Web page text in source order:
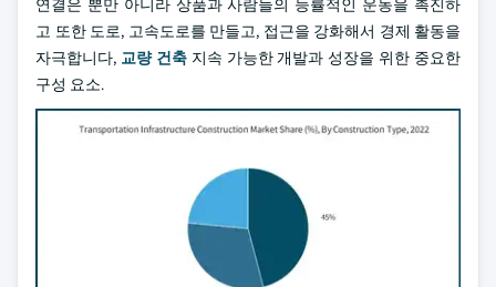
연결은 뿐만 아니라 상품과 사람들의 능률적인 운동을 촉진하
고 또한 도로, 고속도로를 만들고, 접근을 강화해서 경제 활동을
자극합니다, 교량 건축지속 가능한 개발과 성장을 위한 중요한
구성 요소.